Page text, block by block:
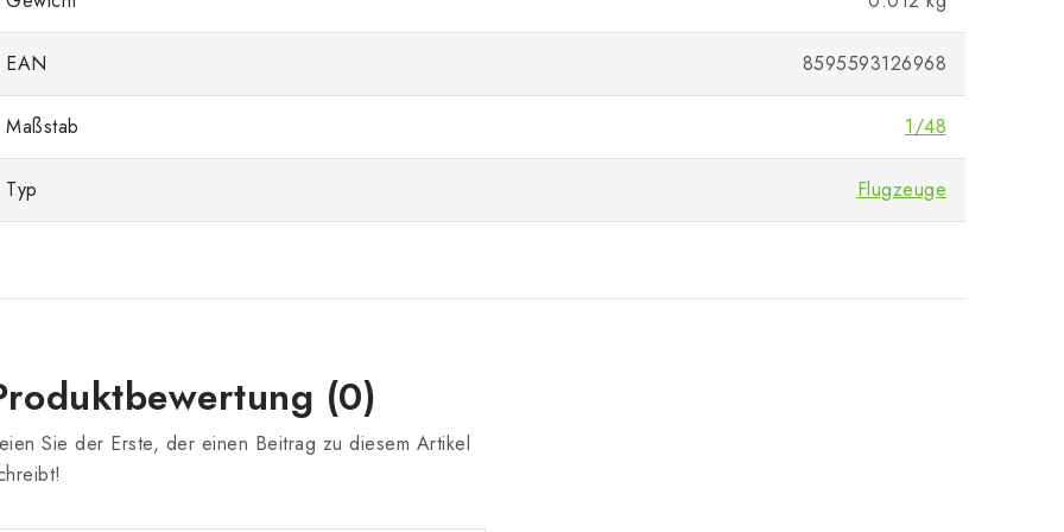
EAN 8595593126968
Maßstab 1/48
Typ Flugzeuge
(0)
Sie der Erste, der einen Beitrag zu diesem Artikel